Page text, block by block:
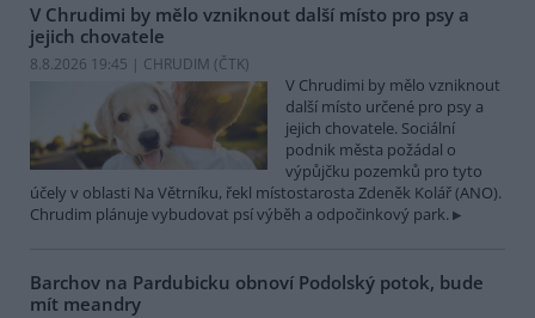
V Chrudimi by mělo vzniknout další místo pro psy a
jejich chovatele
8.8.2026 19:45 | CHRUDIM (ČTK)
V Chrudimi by mělo vzniknout
další místo určené pro psy a
jejich chovatele. Sociální
podnik města požádal o
výpůjčku pozemků pro tyto
účely v oblasti Na Větrníku, řekl místostarosta Zdeněk Kolář (ANO).
Chrudim plánuje vybudovat psí výběh a odpočinkový park.
Barchov na Pardubicku obnoví Podolský potok, bude
mít meandry